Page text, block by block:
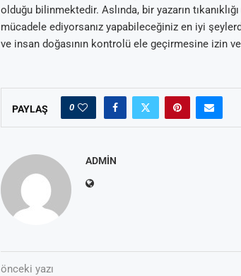
olduğu bilinmektedir. Aslında, bir yazarın
mücadele ediyorsanız yapabileceğiniz en iyi
ve insan doğasının kontrolü ele geçirmesine izin
PAYLAŞ 0
ADMIN
önceki yazı